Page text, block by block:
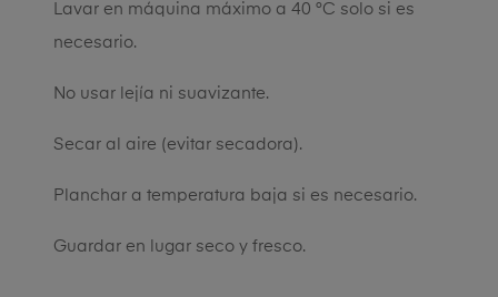
Lavar en máquina máximo a 40 °C solo si es
necesario.
No usar lejía ni suavizante.
Secar al aire (evitar secadora).
Planchar a temperatura baja si es necesario.
Guardar en lugar seco y fresco.